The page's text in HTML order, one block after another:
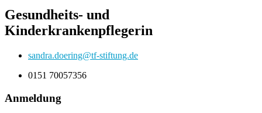
Gesundheits- und
Kinderkrankenpflegerin
sandra.doering@tf-stiftung.de
0151 70057356
Anmeldung